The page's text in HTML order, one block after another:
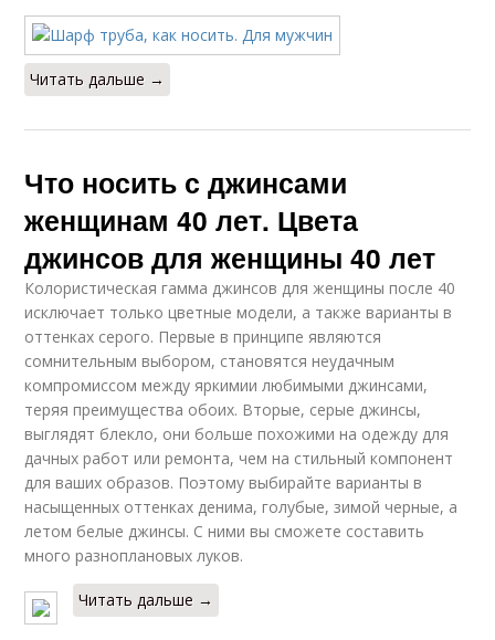
Читать дальше →
Что носить с джинсами
женщинам 40 лет. Цвета
джинсов для женщины 40 лет
Колористическая гамма джинсов для женщины после 40
исключает только цветные модели, а также варианты в
оттенках серого. Первые в принципе являются
сомнительным выбором, становятся неудачным
компромиссом между яркимии любимыми джинсами,
теряя преимущества обоих. Вторые, серые джинсы,
выглядят блекло, они больше похожими на одежду для
дачных работ или ремонта, чем на стильный компонент
для ваших образов. Поэтому выбирайте варианты в
насыщенных оттенках денима, голубые, зимой черные, а
летом белые джинсы. С ними вы сможете составить
много разноплановых луков.
Читать дальше →